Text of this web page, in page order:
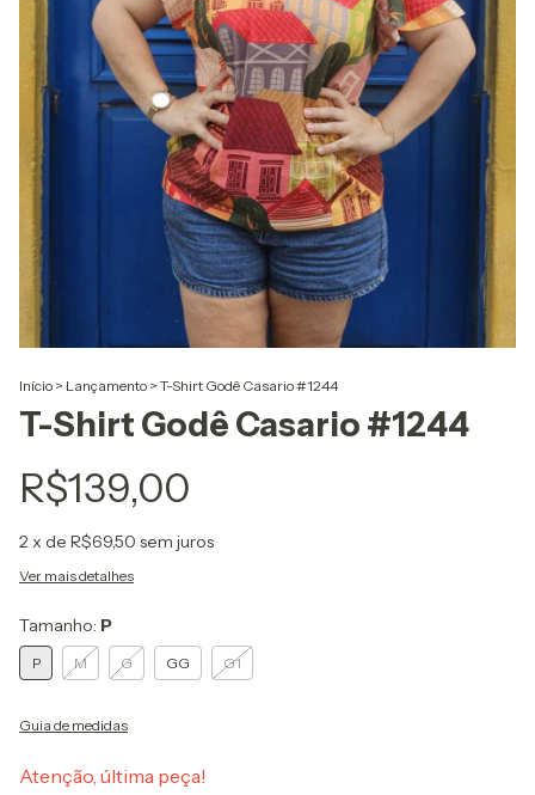
Início > Lançamento > T-Shirt Godê Casario #1244
T-Shirt Godê Casario #1244
R$139,00
2x de R$69,50 sem juros
Ver mais detalhes
Tamanho: P
P M G GG G1
Guia de medidas
Atenção, última peça!